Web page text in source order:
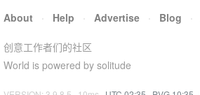
About · Help · Advertise · Blog ·
创意工作者们的社区
World is powered by solitude